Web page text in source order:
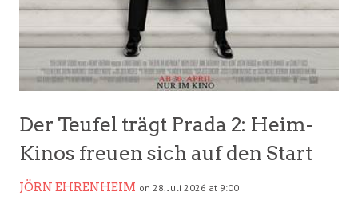
Der Teufel trägt Prada 2: Heim-
Kinos freuen sich auf den Start
JÖRN EHRENHEIM on 28. Juli 2026 at 9:00